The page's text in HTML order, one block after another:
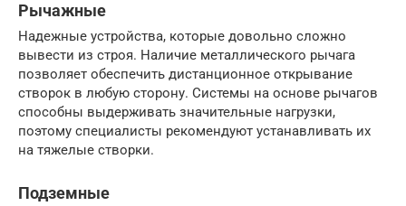
Рычажные
Надежные устройства, которые довольно сложно
вывести из строя. Наличие металлического рычага
позволяет обеспечить дистанционное открывание
створок в любую сторону. Системы на основе рычагов
способны выдерживать значительные нагрузки,
поэтому специалисты рекомендуют устанавливать их
на тяжелые створки.
Подземные